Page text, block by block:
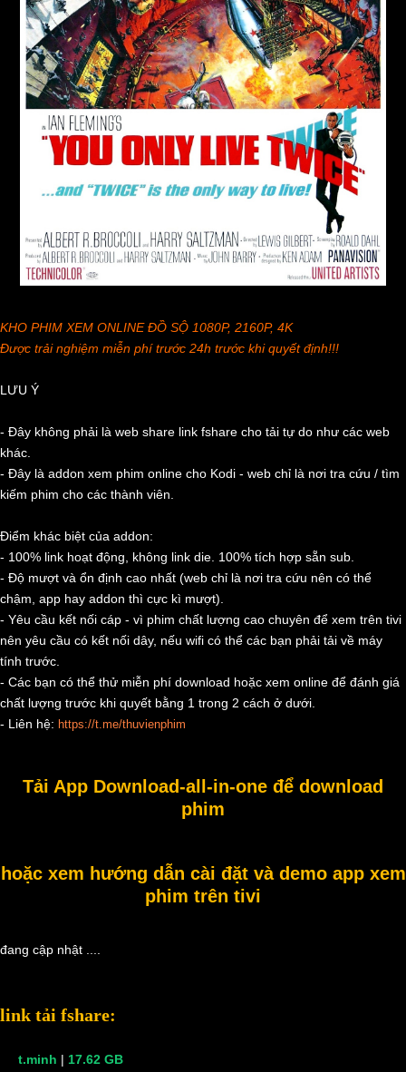
KHO PHIM XEM ONLINE ĐỒ SỘ 1080P, 2160P, 4K
Được trải nghiệm miễn phí trước 24h trước khi quyết định!!!
LƯU Ý
- Đây không phải là web share link fshare cho tải tự do như các web
khác.
- Đây là addon xem phim online cho Kodi - web chỉ là nơi tra cứu / tìm
kiếm phim cho các thành viên.
Điểm khác biệt của addon:
- 100% link hoạt động, không link die. 100% tích hợp sẵn sub.
- Độ mượt và ổn định cao nhất (web chỉ là nơi tra cứu nên có thể
chậm, app hay addon thì cực kì mượt).
- Yêu cầu kết nối cáp - vì phim chất lượng cao chuyên để xem trên tivi
nên yêu cầu có kết nối dây, nếu wifi có thể các bạn phải tải về máy
tính trước.
- Các bạn có thể thử miễn phí download hoặc xem online để đánh giá
chất lượng trước khi quyết bằng 1 trong 2 cách ở dưới.
- Liên hệ: https://t.me/thuvienphim
Tải App Download-all-in-one để download
phim
hoặc xem hướng dẫn cài đặt và demo app xem
phim trên tivi
đang cập nhật ....
link tải fshare:
t.minh | 17.62 GB